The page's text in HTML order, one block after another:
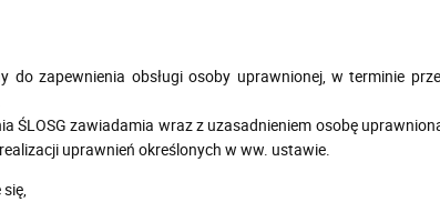
do zapewnienia obsługi osoby uprawnionej, w terminie
ŚLOSG zawiadamia wraz z uzasadnieniem osobę
uprawnień określonych w ww. ustawie.